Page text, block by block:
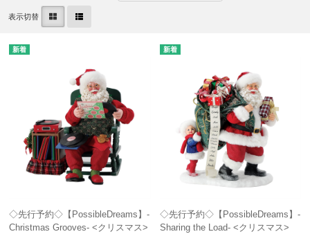
表示切替
◇先行予約◇【PossibleDreams】-
Christmas Grooves- <クリスマス>
◇先行予約◇【PossibleDreams】-
Sharing the Load- <クリスマス>